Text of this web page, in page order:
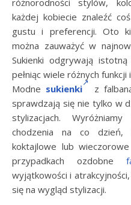
różnorodności stylów,
każdej kobiecie znaleźć
gustu i preferencji. Oto
można zauważyć w
Sukienki odgrywają
pełniąc wiele różnych
Modne sukienki
z
sprawdzają się nie tylko w
stylizacjach.
chodzenia na co dzień,
koktajlowe lub
przypadkach ozdobne
wyjątkowości i
się na wygląd stylizacji.